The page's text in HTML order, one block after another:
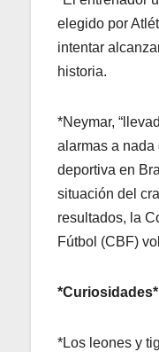
elegido por
intentar
historia.
*Neymar,
alarmas a nada
deportiva en
situación del
resultados, la
Fútbol (CBF)
*Curiosidades*
*Los leones y